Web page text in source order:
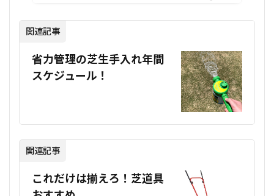
関連記事
省力管理の芝生手入れ年間
スケジュール！
関連記事
これだけは揃えろ！芝道具